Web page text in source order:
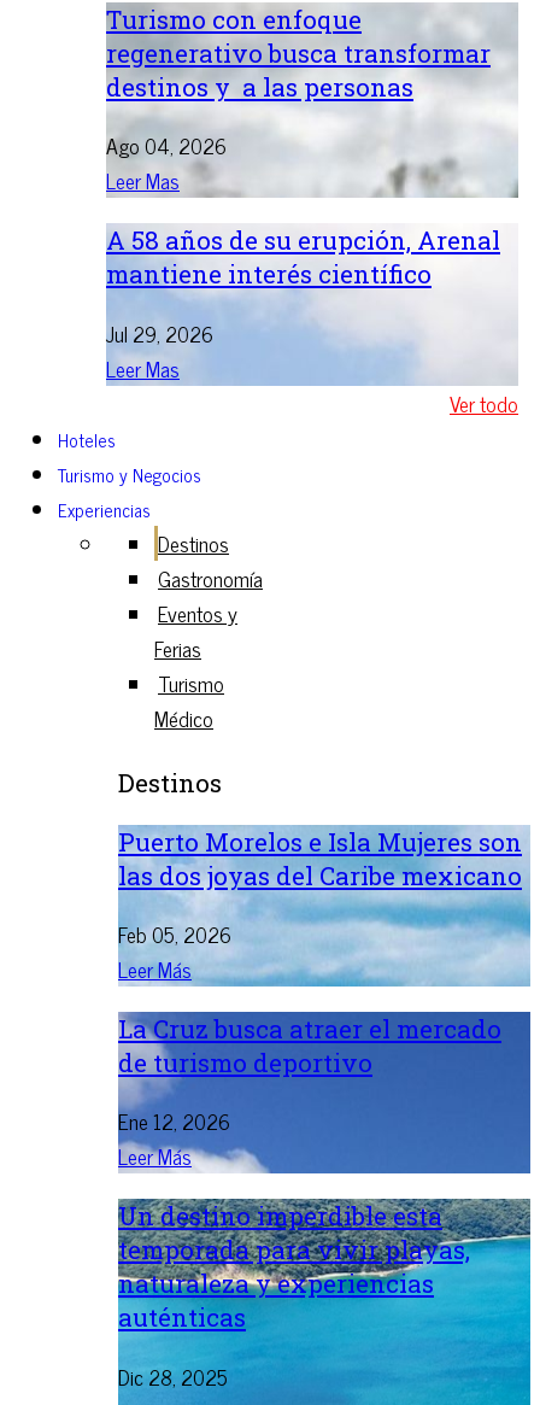
Turismo con enfoque
regenerativo busca transformar
destinos y a las personas
Ago 04, 2026
Leer Mas
A 58 años de su erupción, Arenal
mantiene interés científico
Jul 29, 2026
Leer Mas
Ver todo
Hoteles
Turismo y Negocios
Experiencias
Destinos
Gastronomía
Eventos y
Ferias
Turismo
Médico
Destinos
Puerto Morelos e Isla Mujeres son
las dos joyas del Caribe mexicano
Feb 05, 2026
Leer Más
La Cruz busca atraer el mercado
de turismo deportivo
Ene 12, 2026
Leer Más
Un destino imperdible esta
temporada para vivir playas,
naturaleza y experiencias
auténticas
Dic 28, 2025